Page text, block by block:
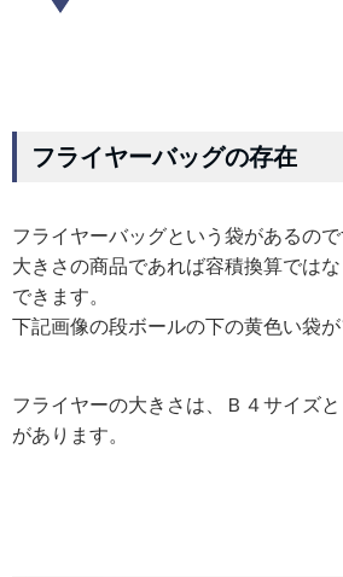
フライヤーバッグの存在
フライヤーバッグという袋があるの
大きさの商品であれば容積換算では
できます。
下記画像の段ボールの下の黄色い袋が
フライヤーの大きさは、Ｂ４サイズ
があります。